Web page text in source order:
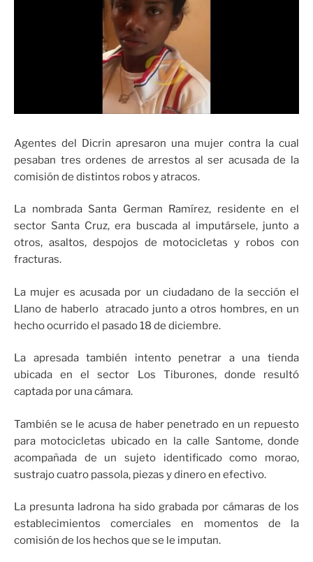
Agentes del Dicrin apresaron una mujer contra la cual
pesaban tres ordenes de arrestos al ser acusada de la
comisión de distintos robos y atracos.
La nombrada Santa German Ramírez, residente en el
sector Santa Cruz, era buscada al imputársele, junto a
otros, asaltos, despojos de motocicletas y robos con
fracturas.
La mujer es acusada por un ciudadano de la sección el
Llano de haberlo atracado junto a otros hombres, en un
hecho ocurrido el pasado 18 de diciembre.
La apresada también intento penetrar a una tienda
ubicada en el sector Los Tiburones, donde resultó
captada por una cámara.
También se le acusa de haber penetrado en un repuesto
para motocicletas ubicado en la calle Santome, donde
acompañada de un sujeto identificado como morao,
sustrajo cuatro passola, piezas y dinero en efectivo.
La presunta ladrona ha sido grabada por cámaras de los
establecimientos comerciales en momentos de la
comisión de los hechos que se le imputan.